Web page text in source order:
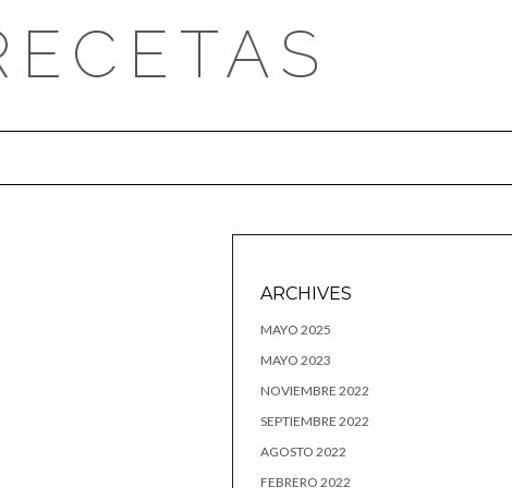
ARCHIVES
MAYO 2025
MAYO 2023
NOVIEMBRE 2022
SEPTIEMBRE 2022
AGOSTO 2022
FEBRERO 2022